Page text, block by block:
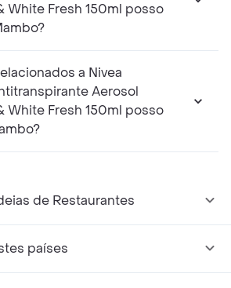
White Fresh 150ml posso
a Nivea
Aerosol
White Fresh 150ml posso
de Restaurantes
países